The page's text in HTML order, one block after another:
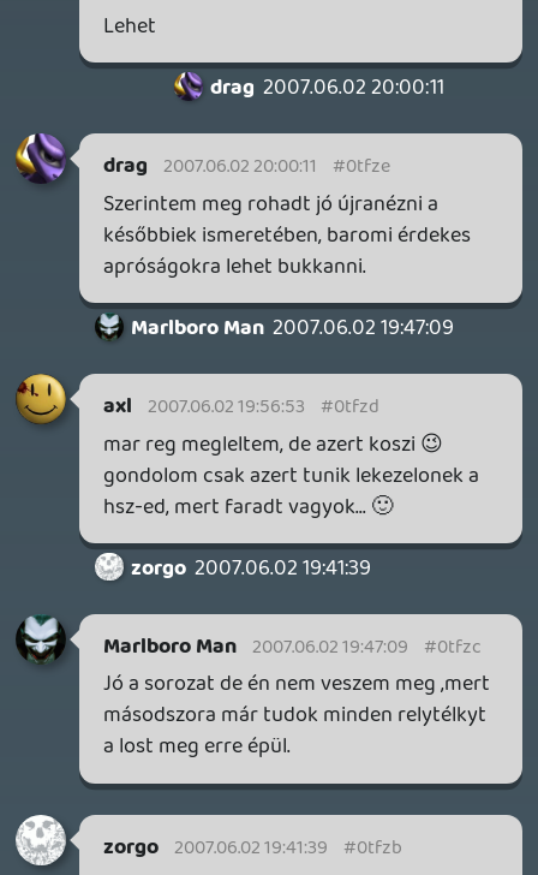
magyar honlapjuk a magyar tv-musorrol...
2007.06.02 08:19:20
Piniata 2007.06.02 08:19:20 #0tfz9
Amerikában is levetítették az első hat
részt, utána egy pár hónapos téli szünet,
és az után a többit.
axl 2007.06.01 19:40:51
Piniata 2007.06.02 08:16:17 #0tfz8
tudtam. Fantasztikus egy sorozat...
drag 2007.06.01 21:38:15 #0tfz7
Megnéztem pontosan, októberben jön a
PB első évad.
littleBig 2007.06.01 20:52:08 #0tfz6
Király! Köszi!
drag 2007.06.01 20:47:49
drag 2007.06.01 20:47:49 #0tfz5
Igen, ha jól emlékszem az is pár hónap
múlva jön.
littleBig 2007.06.01 20:36:40